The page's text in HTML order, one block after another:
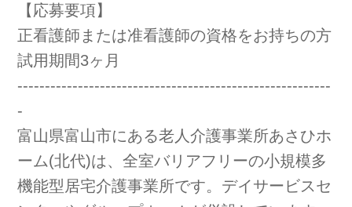
会社概要
お知らせ
【応募要項】
正看護師または准看護師の資格をお持ちの方
試用期間3ヶ月
---------------------------------------------------------
-
富山県富山市にある老人介護事業所あさひホ
ーム(北代)は、全室バリアフリーの小規模多
機能型居宅介護事業所です。デイサービスセ